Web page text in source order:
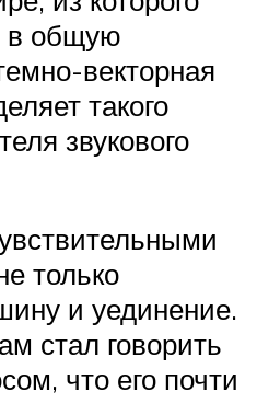
в общую
векторная
такого
звукового
только
и уединение.
стал говорить
что его почти